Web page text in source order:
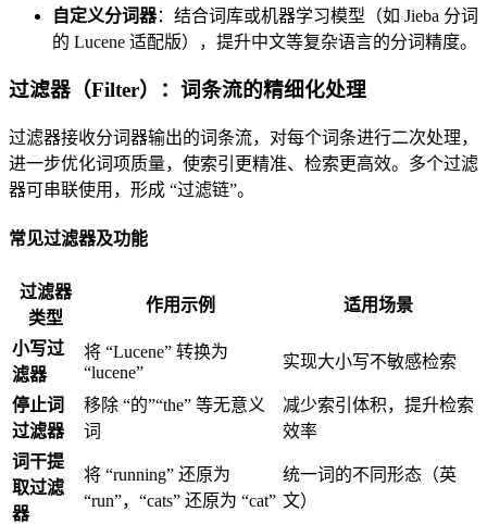
自定义分词器：结合词库或机器学习模型（如 Jieba 分词
的 Lucene 适配版），提升中文等复杂语言的分词精度。
过滤器（Filter）：词条流的精细化处理
过滤器接收分词器输出的词条流，对每个词条进行二次处理，
进一步优化词项质量，使索引更精准、检索更高效。多个过滤
器可串联使用，形成 “过滤链”。
常见过滤器及功能
过滤器
类型
作用示例 适用场景
小写过
滤器
将 “Lucene” 转换为
“lucene”
实现大小写不敏感检索
停止词
过滤器
移除 “的”“the” 等无意义
词
减少索引体积，提升检索
效率
词干提
取过滤
器
将 “running” 还原为
“run”，“cats” 还原为 “cat”
统一词的不同形态（英
文）